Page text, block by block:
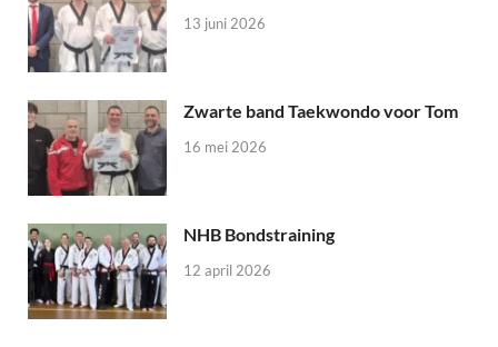
13 juni 2026
Zwarte band Taekwondo voor Tom
16 mei 2026
NHB Bondstraining
12 april 2026